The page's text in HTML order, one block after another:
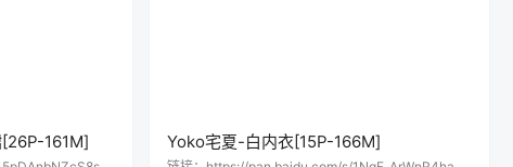
161M] Yoko宅夏-白内衣[15P-166M]